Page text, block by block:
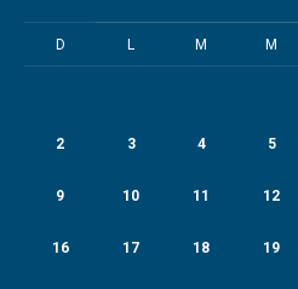
D L M M
2 3 4 5
9 10 11 12
16 17 18 19